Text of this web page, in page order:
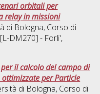
orbitali per
relay in missioni
di Bologna, Corso di
DM270] - Forli',
il calcolo del campo di
per Particle
di Bologna, Corso di